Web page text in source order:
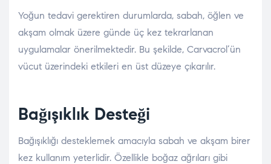
Yoğun tedavi gerektiren durumlarda, sabah, öğlen ve
akşam olmak üzere günde üç kez tekrarlanan
uygulamalar önerilmektedir. Bu şekilde, Carvacrol’ün
vücut üzerindeki etkileri en üst düzeye çıkarılır.
Bağışıklık Desteği
Bağışıklığı desteklemek amacıyla sabah ve akşam birer
kez kullanım yeterlidir. Özellikle boğaz ağrıları gibi